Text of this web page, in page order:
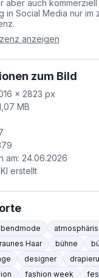
aber auch
in Social Media nur im
anzeigen
zum Bild
× 2823 px
MB
am: 24.06.2026
erstellt
Haar bühne
designer
fashion week